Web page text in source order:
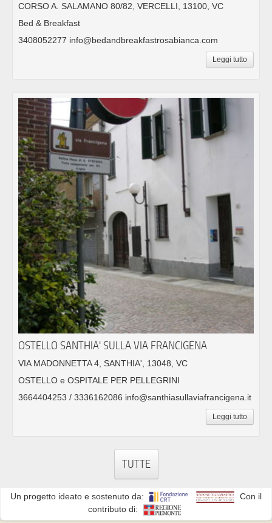
CORSO A. SALAMANO 80/82, VERCELLI, 13100, VC
Bed & Breakfast
3408052277 info@bedandbreakfastrosabianca.com
Leggi tutto
OSTELLO SANTHIA' SULLA VIA FRANCIGENA
VIA MADONNETTA 4, SANTHIA', 13048, VC
OSTELLO e OSPITALE PER PELLEGRINI
3664404253 / 3336162086 info@santhiasullaviafrancigena.it
Leggi tutto
TUTTE
Un progetto ideato e sostenuto da:
Con il
contributo di: